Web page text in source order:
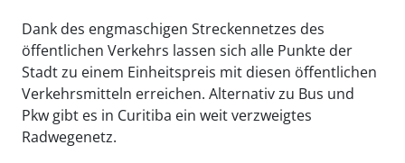
Dank des engmaschigen Streckennetzes des
öffentlichen Verkehrs lassen sich alle Punkte der
Stadt zu einem Einheitspreis mit diesen öffentlichen
Verkehrsmitteln erreichen. Alternativ zu Bus und
Pkw gibt es in Curitiba ein weit verzweigtes
Radwegenetz.